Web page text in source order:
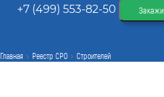
+7 (499) 553-82-50
Главная Реестр СРО Строителей